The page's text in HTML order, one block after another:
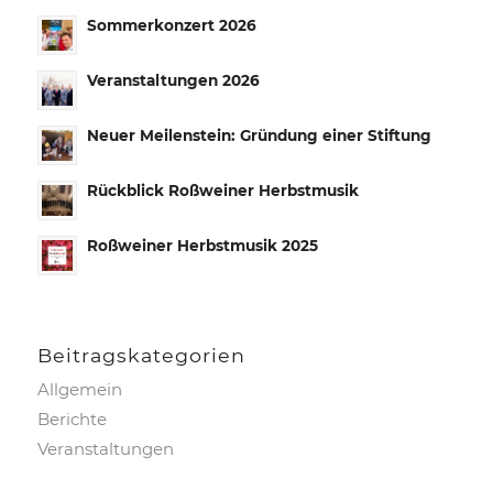
Sommerkonzert 2026
Veranstaltungen 2026
Neuer Meilenstein: Gründung einer Stiftung
Rückblick Roßweiner Herbstmusik
Roßweiner Herbstmusik 2025
Beitrags­kategorien
Allgemein
Berichte
Veranstaltungen